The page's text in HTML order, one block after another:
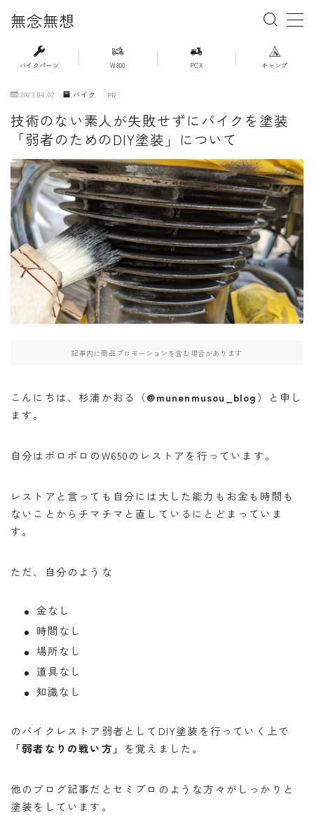
無念無想
MENU
・ホーム
・新着記事一覧
・人気記事ランキング
・杉浦かおるのバイク遍歴
・バイクアイテムレビュー
・PCX(JK05）
RAMMOUNT TRX850 インカム
セロー250 タンクバッグ
ツーリング
バイク
バンドック
リアボックス ロングツーリング ワークマン
北海道ツーリング 商品レビュー
夜走り ナイトツーリング 大学生 整備
楽天マガジン
バイクパーツ W800 PCX キャンプ
2023.04.02 バイク PR
技術のない素人が失敗せずにバイクを塗装
「弱者のためのDIY塗装」について
記事内に商品プロモーションを含む場合があります
こんにちは、杉浦かおる（@munenmusou_blog）と申し
ます。
自分はボロボロのW650のレストアを行っています。
レストアと言っても自分には大した能力もお金も時間も
ないことからチマチマと直しているにとどまっていま
す。
ただ、自分のような
金なし
時間なし
場所なし
道具なし
知識なし
のバイクレストア弱者としてDIY塗装を行っていく上で
「弱者なりの戦い方」 を覚えました。
他のブログ記事だとセミプロのような方々がしっかりと
塗装をしています。